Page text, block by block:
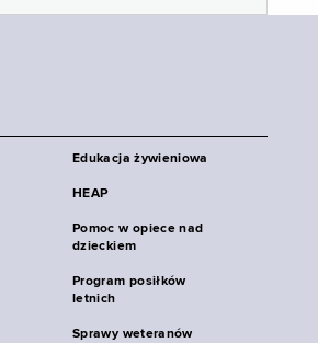
Edukacja żywieniowa
HEAP
Pomoc w opiece nad
dzieckiem
Program posiłków
letnich
Sprawy weteranów